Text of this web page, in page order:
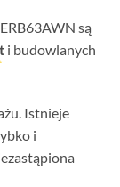
są
i budowlanych
Istnieje
i